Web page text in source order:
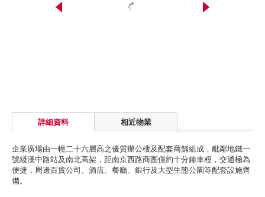
詳細資料 相近物業
企業廣場由一幢二十六層高之優質辦公樓及配套商舖組成，毗鄰地鐵一
號綫漢中路站及南北高架，距南京西路商圈僅約十分鐘車程，交通極為
便捷，周邊百貨公司、酒店、餐廳、銀行及大型生態公園等配套設施齊
備。